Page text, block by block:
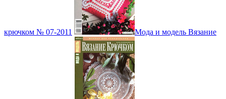
крючком № 07-2011 Мода и модель Вязание